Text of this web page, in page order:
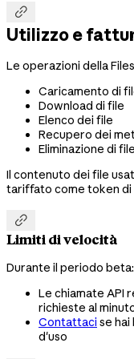

Utilizzo e
Le operazioni della
Caricamento di
Download di file
Elenco dei file
Recupero dei
Eliminazione di file
Il contenuto dei file
tariffato come token di

Limiti di velocità
Durante il periodo beta:
Le chiamate API
richieste al
Contattaci se hai
d'uso